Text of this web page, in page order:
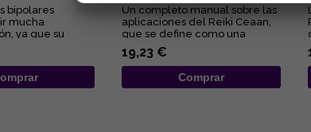
bipolares
mucha
ya que su
veces tarda
Un completo manual sobre las
aplicaciones del Reiki Ceaan,
que se define como una
terapia metafísico-espiritua...
19,23 €
Comprar